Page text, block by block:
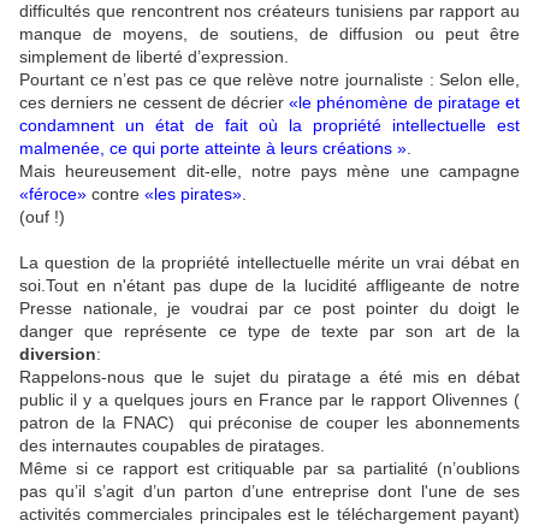
difficultés que rencontrent nos créateurs tunisiens par rapport au
manque de moyens, de soutiens, de diffusion ou peut être
simplement de liberté d’expression.
Pourtant ce n’est pas ce que relève notre journaliste : Selon elle,
ces derniers ne cessent de décrier«le phénomène de piratage et
condamnent un état de fait où la propriété intellectuelle est
malmenée, ce qui porte atteinte à leurs créations »
Mais heureusement dit-elle, notre pays mène une campagne
«féroce» contre «les pirates»
(ouf !)
La question de la propriété intellectuelle mérite un vrai débat en
soi.Tout en n'étant pas dupe de la lucidité affligeante de notre
Presse nationale, je voudrai par ce post pointer du doigt le
danger que représente ce type de texte par son art de la
diversion:
Rappelons-nous que le sujet du piratage a été mis en débat
public il y a quelques jours en France par le rapport Olivennes (
patron de la FNAC)
qui préconise de couper les abonnements
des internautes coupables de piratages.
Même si ce rapport est critiquable par sa partialité (n’oublions
pas qu’il s’agit d’un parton d’une entreprise dont l'une de ses
activités commerciales principales est le téléchargement payant)